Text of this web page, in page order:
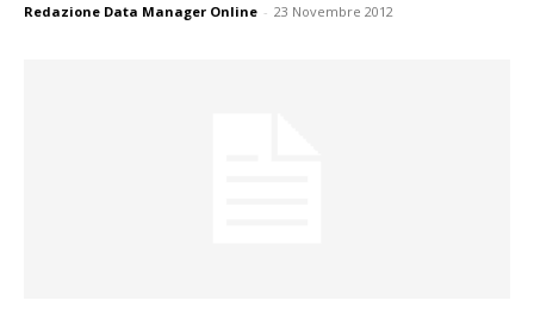
Redazione Data Manager Online - 23 Novembre 2012